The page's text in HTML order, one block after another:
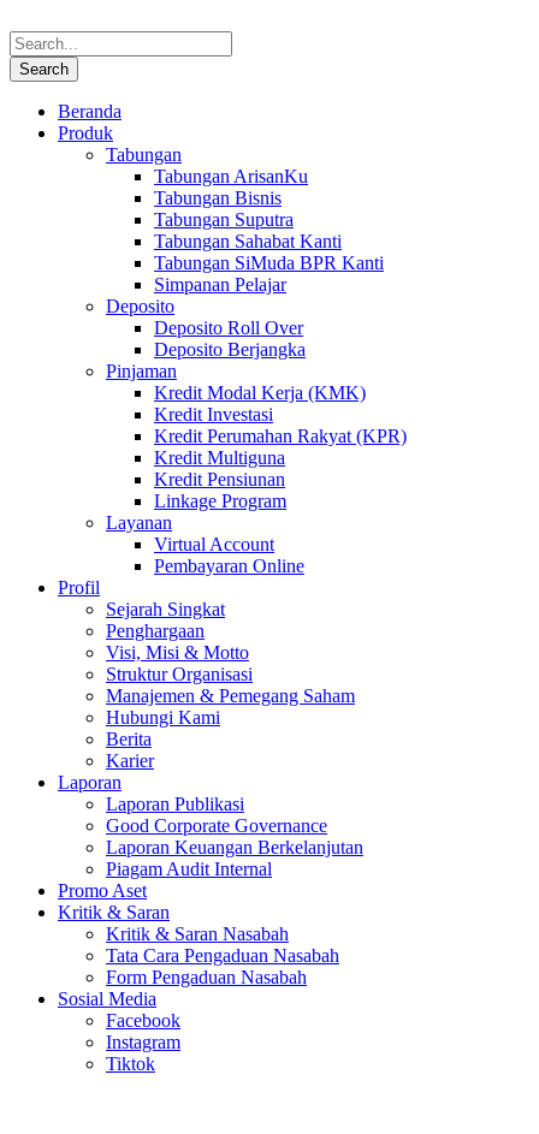
Beranda
Produk
Tabungan
Tabungan ArisanKu
Tabungan Bisnis
Tabungan Suputra
Tabungan Sahabat Kanti
Tabungan SiMuda BPR Kanti
Simpanan Pelajar
Deposito
Deposito Roll Over
Deposito Berjangka
Pinjaman
Kredit Modal Kerja (KMK)
Kredit Investasi
Kredit Perumahan Rakyat (KPR)
Kredit Multiguna
Kredit Pensiunan
Linkage Program
Layanan
Virtual Account
Pembayaran Online
Profil
Sejarah Singkat
Penghargaan
Visi, Misi & Motto
Struktur Organisasi
Manajemen & Pemegang Saham
Hubungi Kami
Berita
Karier
Laporan
Laporan Publikasi
Good Corporate Governance
Laporan Keuangan Berkelanjutan
Piagam Audit Internal
Promo Aset
Kritik & Saran
Kritik & Saran Nasabah
Tata Cara Pengaduan Nasabah
Form Pengaduan Nasabah
Sosial Media
Facebook
Instagram
Tiktok